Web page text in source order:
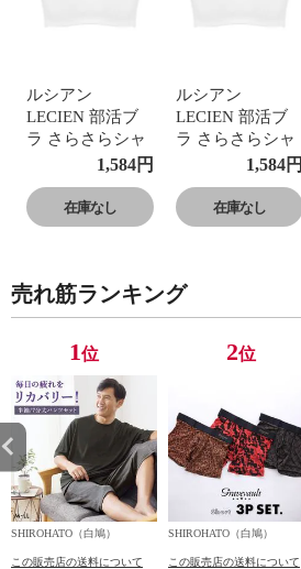
ルシアン
LECIEN 部活ブ
ラ さらさらシャ
ッキリ ハーフト
スポーツブラ キ
ッズ ジュニア S･
1,584円
在庫なし
ルシアン
LECIEN 部活ブ
ラ さらさらシャ
ッキリ ハーフト
スポーツブラ キ
ッズ ジュニア S･
1,584円
在庫なし
売れ筋ランキング
1位
SHIROHATO（白鳩）
この販売店の送料について
2位
SHIROHATO（白鳩）
この販売店の送料について